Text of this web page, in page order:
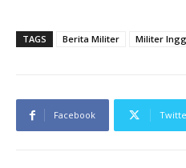
TAGS Berita Militer Militer
Facebook